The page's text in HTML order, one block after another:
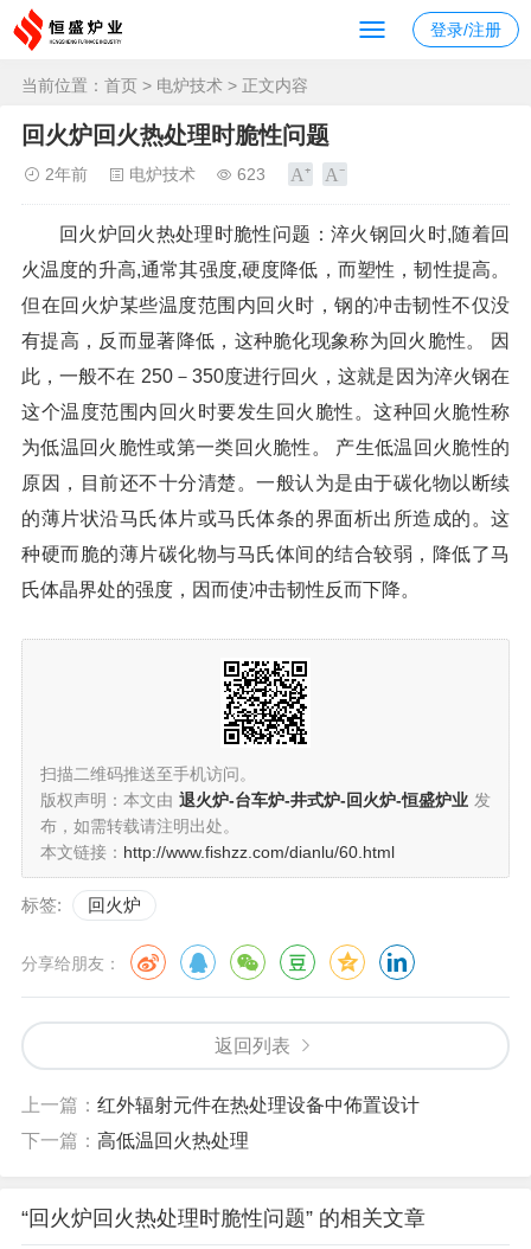
登录/注册
当前位置： 首页 > 电炉技术 > 正文内容
回火炉回火热处理时脆性问题
2年前 电炉技术 623
回火炉回火热处理时脆性问题：淬火钢回火时,随着回
火温度的升高,通常其强度,硬度降低，而塑性，韧性提高。
但在回火炉某些温度范围内回火时，钢的冲击韧性不仅没
有提高，反而显著降低，这种脆化现象称为回火脆性。 因
此，一般不在 250－350度进行回火，这就是因为淬火钢在
这个温度范围内回火时要发生回火脆性。这种回火脆性称
为低温回火脆性或第一类回火脆性。 产生低温回火脆性的
原因，目前还不十分清楚。一般认为是由于碳化物以断续
的薄片状沿马氏体片或马氏体条的界面析出所造成的。这
种硬而脆的薄片碳化物与马氏体间的结合较弱，降低了马
氏体晶界处的强度，因而使冲击韧性反而下降。
扫描二维码推送至手机访问。
版权声明：本文由 退火炉-台车炉-井式炉-回火炉-恒盛炉业 发
布，如需转载请注明出处。
本文链接： http://www.fishzz.com/dianlu/60.html
标签: 回火炉
分享给朋友：
返回列表
上一篇： 红外辐射元件在热处理设备中佈置设计
下一篇： 高低温回火热处理
“回火炉回火热处理时脆性问题” 的相关文章